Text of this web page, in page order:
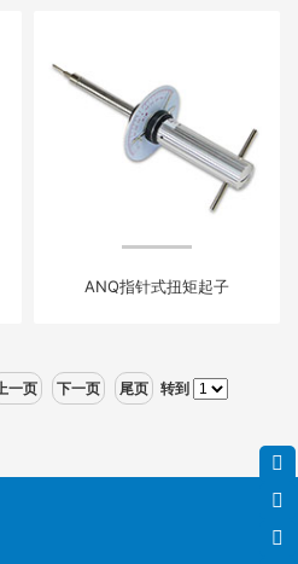
ANQ指针式扭矩起子
上一页 下一页 尾页 转到